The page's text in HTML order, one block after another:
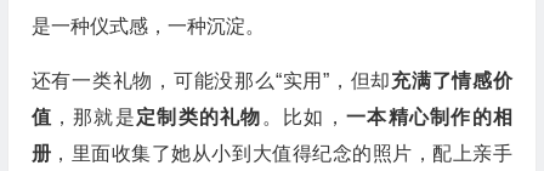
是一种仪式感，一种沉淀。
还有一类礼物，可能没那么“实用”，但却充满了情感价
值 ，那就是定制类的礼物 。比如， 一本精心制作的相
册 ，里面收集了她从小到大值得纪念的照片，配上亲手